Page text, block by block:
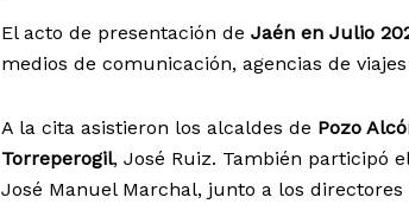
El acto de presentación de Jaén en Julio
medios de comunicación, agencias de
A la cita asistieron los alcaldes de Pozo
Torreperogil, José Ruiz. También participó
José Manuel Marchal, junto a los